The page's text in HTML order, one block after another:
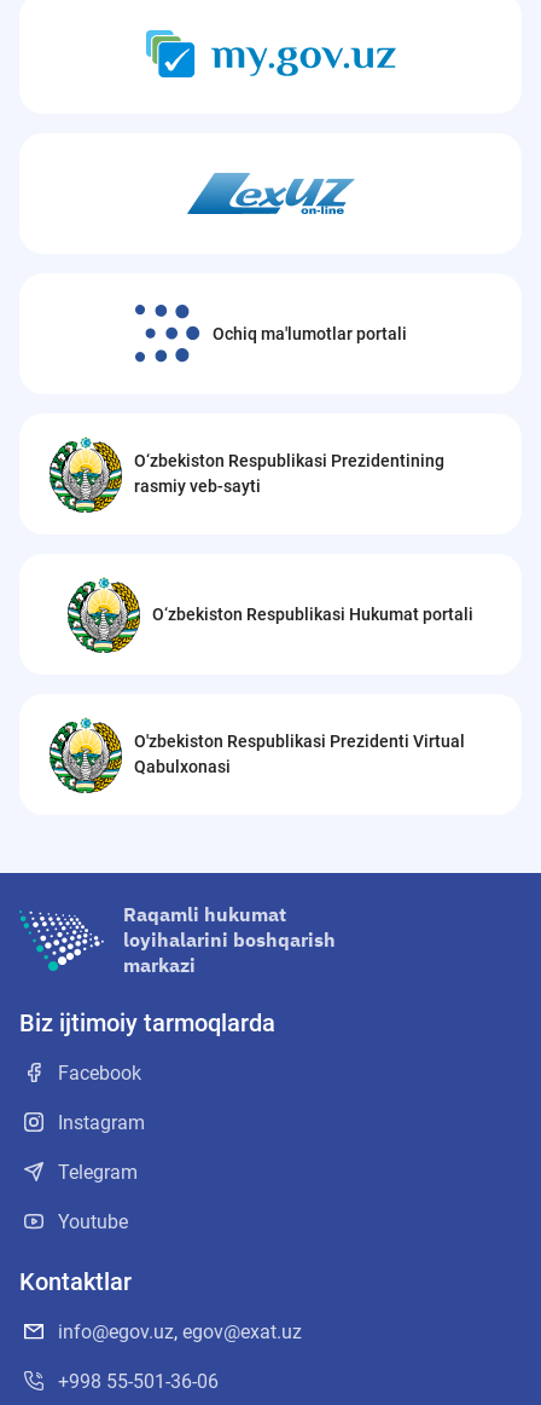
Ochiq ma'lumotlar portali
O‘zbekiston Respublikasi Prezidentining
rasmiy veb-sayti
O‘zbekiston Respublikasi Hukumat portali
O'zbekiston Respublikasi Prezidenti Virtual
Qabulxonasi
Raqamli hukumat
loyihalarini boshqarish
markazi
Biz ijtimoiy tarmoqlarda
Facebook
Instagram
Telegram
Youtube
Kontaktlar
info@egov.uz, egov@exat.uz
+998 55-501-36-06